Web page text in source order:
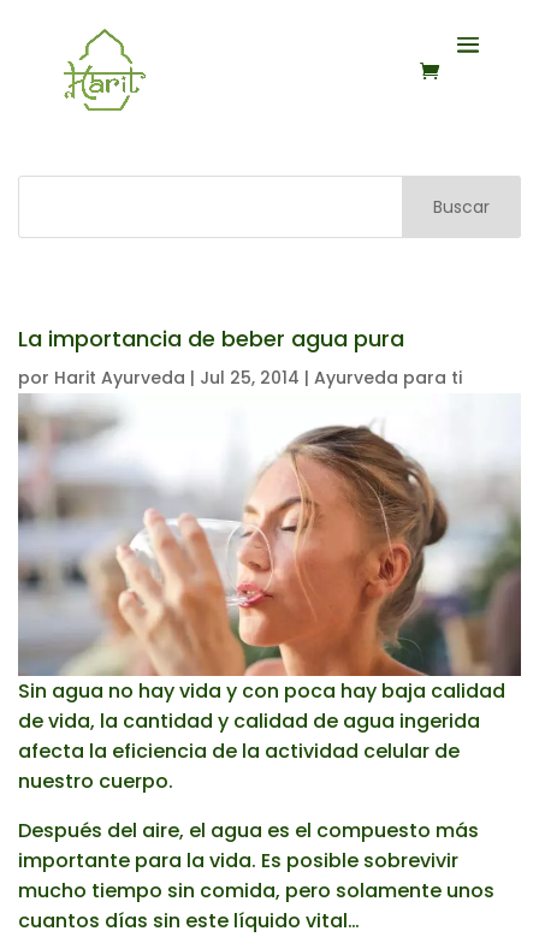
Buscar
La importancia de beber agua pura
por Harit Ayurveda | Jul 25, 2014 | Ayurveda para ti
Sin agua no hay vida y con poca hay baja calidad
de vida, la cantidad y calidad de agua ingerida
afecta la eficiencia de la actividad celular de
nuestro cuerpo.
Después del aire, el agua es el compuesto más
importante para la vida. Es posible sobrevivir
mucho tiempo sin comida, pero solamente unos
cuantos días sin este líquido vital…